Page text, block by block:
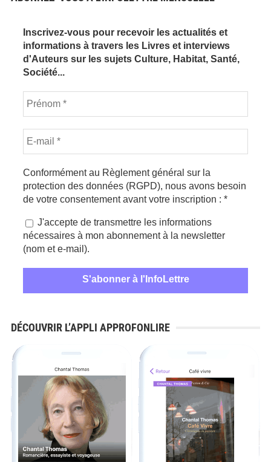
Inscrivez-vous pour recevoir les actualités et
informations à travers les Livres et interviews
d'Auteurs sur les sujets Culture, Habitat, Santé,
Société...
Conformément au Règlement général sur la
protection des données (RGPD), nous avons besoin
de votre consentement avant votre inscription : *
J'accepte de transmettre les informations
nécessaires à mon abonnement à la newsletter
(nom et e-mail).
DÉCOUVRIR L’APPLI APPROFONLIRE